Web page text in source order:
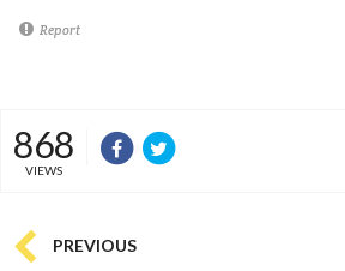
Report
868
VIEWS
PREVIOUS